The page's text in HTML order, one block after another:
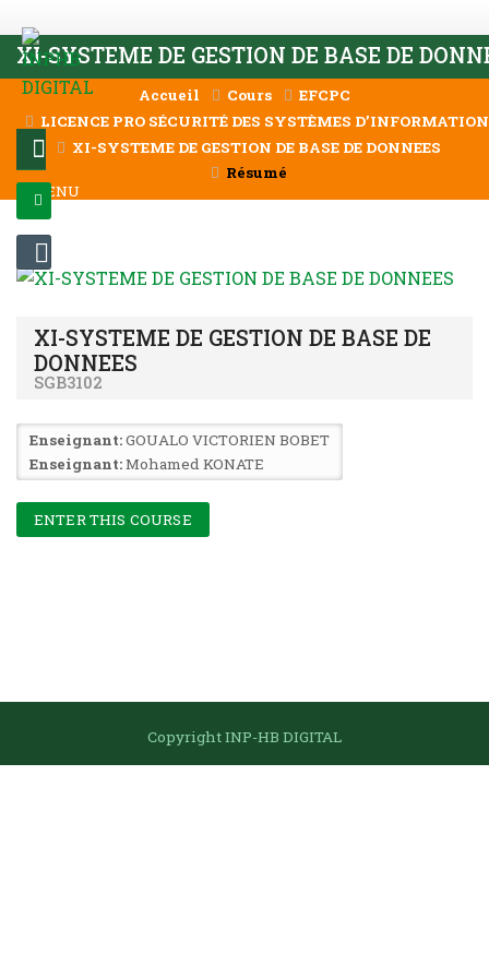
MENU
XI-SYSTEME DE GESTION DE BASE DE
Accueil Cours
EFCPC
LICENCE PRO SÉCURITÉ DES SYSTÈMES
XI-SYSTEME DE GESTION DE BASE DE DONNEES
Résumé
XI-SYSTEME DE GESTION DE BASE DE
DONNEES
SGB3102
Enseignant:GOUALO VICTORIEN BOBET
Enseignant:Mohamed KONATE
ENTER THIS COURSE
Copyright INP-HB DIGITAL